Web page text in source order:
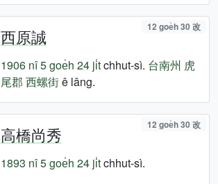
西原誠 12 goe̍h 30 改
1906 nî5 goe̍h 24 ji̍tchhut-sì. 台南州 虎
尾郡 西螺街ê lâng.
高橋尚秀 12 goe̍h 30 改
1893 nî5 goe̍h 24 ji̍tchhut-sì.